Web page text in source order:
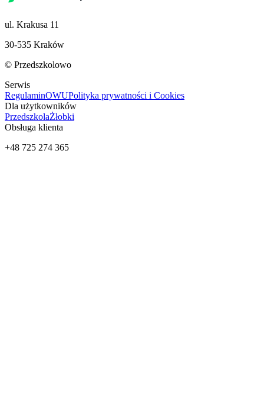
ul. Krakusa 11
30-535 Kraków
© Przedszkolowo
Serwis
RegulaminOWUPolityka prywatności i Cookies
Dla użytkowników
PrzedszkolaŻłobki
Obsługa klienta
+48 725 274 365